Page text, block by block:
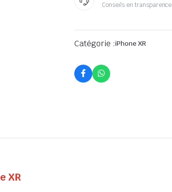
Conseils en
Catégorie :iPhone XR
XR